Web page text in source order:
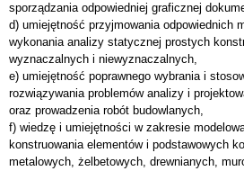
sporządzania odpowiedniej graficznej
d) umiejętność przyjmowania odpowiednich
wykonania analizy statycznej prostych
wyznaczalnych i niewyznaczalnych,
e) umiejętność poprawnego wybrania i
rozwiązywania problemów analizy i
oraz prowadzenia robót budowlanych,
f) wiedzę i umiejętności w zakresie
konstruowania elementów i podstawowych
metalowych, żelbetowych, drewnianych,